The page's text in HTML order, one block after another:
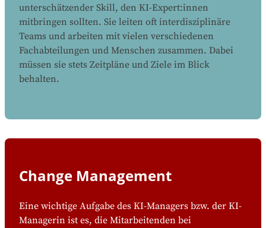
unterschätzender Skill, den KI-Expert:innen
mitbringen sollten. Sie leiten oft interdisziplinäre
Teams und arbeiten mit vielen verschiedenen
Fachabteilungen und Menschen zusammen. Dabei
müssen sie stets Zeitpläne und Ziele im Blick
behalten.
Change Management
Eine wichtige Aufgabe des KI-Managers bzw. der KI-
Managerin ist es, die Mitarbeitenden bei